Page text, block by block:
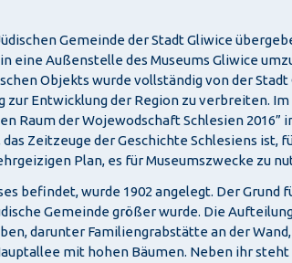
Gemeinde der Stadt Gliwice
eine Außenstelle des Museums Gliwice
Objekts wurde vollständig von der
Entwicklung der Region zu verbreiten.
Raum der Wojewodschaft Schlesien
Zeitzeuge der Geschichte Schlesiens ist,
Plan, es für Museumszwecke zu
befindet, wurde 1902 angelegt. Der Grund
Gemeinde größer wurde. Die
darunter Familiengrabstätte an der
mit hohen Bäumen. Neben ihr steht